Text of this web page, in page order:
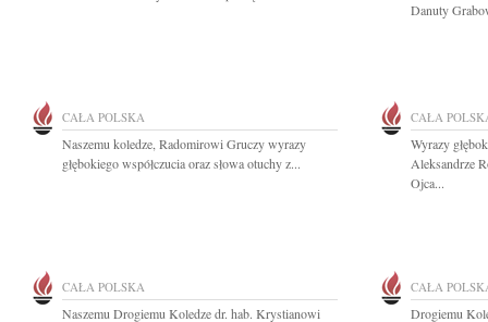
Danuty
CAŁA POLSKA
Naszemu koledze, Radomirowi Gruczy wyrazy
głębokiego współczucia oraz słowa otuchy z...
CAŁA
Wyrazy
Aleksandrze
Ojca...
CAŁA POLSKA
Naszemu Drogiemu Koledze dr. hab. Krystianowi
CAŁA
Drogiemu